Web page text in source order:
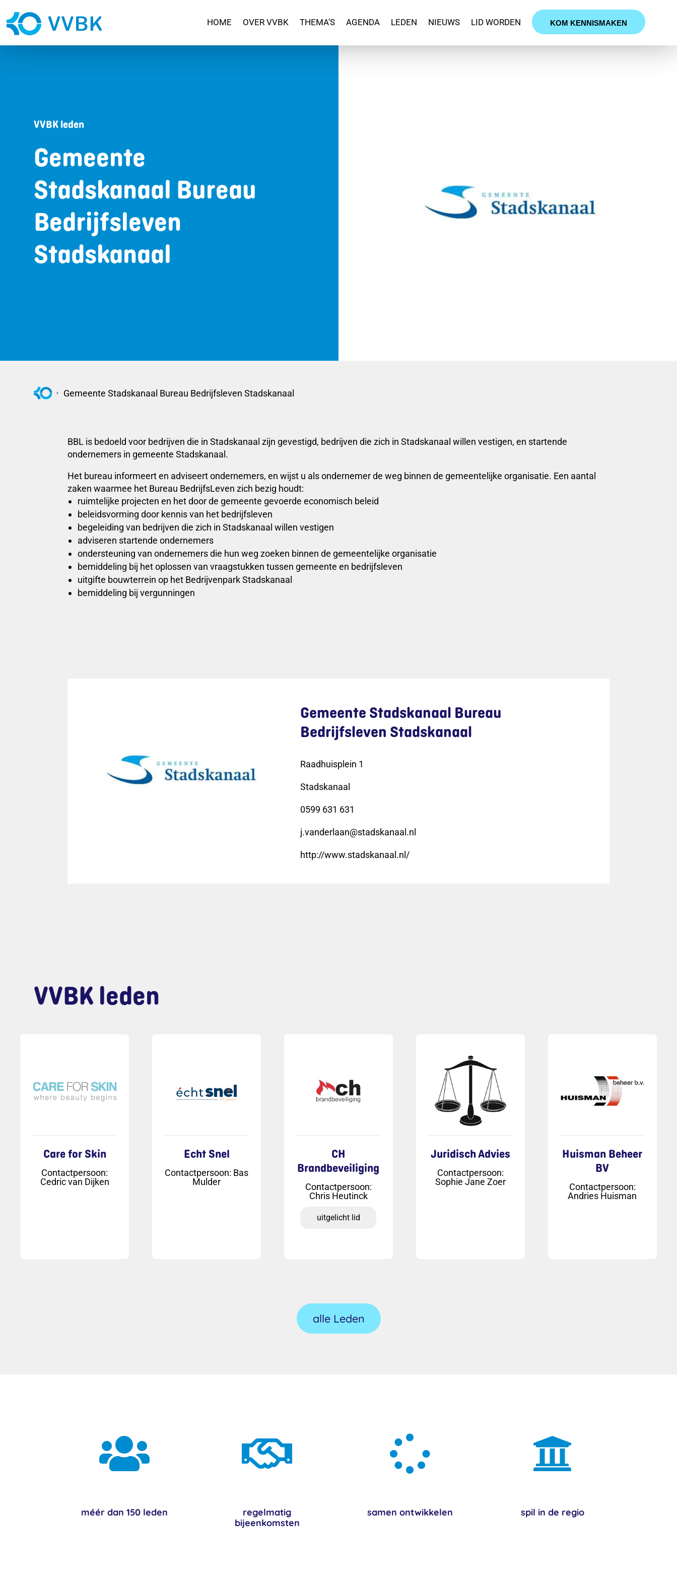
HOME OVER VVBK THEMA’S AGENDA LEDEN NIEUWS LID WORDEN KOM KENNISMAKEN
VVBK leden
Gemeente
Stadskanaal Bureau
Bedrijfsleven
Stadskanaal
Gemeente Stadskanaal Bureau Bedrijfsleven Stadskanaal
BBL is bedoeld voor bedrijven die in Stadskanaal zijn gevestigd, bedrijven die zich in Stadskanaal willen vestigen, en startende
ondernemers in gemeente Stadskanaal.
Het bureau informeert en adviseert ondernemers, en wijst u als ondernemer de weg binnen de gemeentelijke organisatie. Een aantal
zaken waarmee het Bureau BedrijfsLeven zich bezig houdt:
ruimtelijke projecten en het door de gemeente gevoerde economisch beleid
beleidsvorming door kennis van het bedrijfsleven
begeleiding van bedrijven die zich in Stadskanaal willen vestigen
adviseren startende ondernemers
ondersteuning van ondernemers die hun weg zoeken binnen de gemeentelijke organisatie
bemiddeling bij het oplossen van vraagstukken tussen gemeente en bedrijfsleven
uitgifte bouwterrein op het Bedrijvenpark Stadskanaal
bemiddeling bij vergunningen
Gemeente Stadskanaal Bureau
Bedrijfsleven Stadskanaal
Raadhuisplein 1
Stadskanaal
0599 631 631
j.vanderlaan@stadskanaal.nl
http://www.stadskanaal.nl/
VVBK leden
Care for Skin
Contactpersoon:
Cedric van Dijken
Echt Snel
Contactpersoon: Bas
Mulder
CH
Brandbeveiliging
Contactpersoon:
Chris Heutinck
uitgelicht lid
Juridisch Advies
Contactpersoon:
Sophie Jane Zoer
Huisman Beheer
BV
Contactpersoon:
Andries Huisman
alle Leden

méér dan 150 leden

regelmatig
bijeenkomsten

samen ontwikkelen

spil in de regio